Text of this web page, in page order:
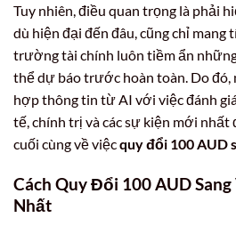
Tuy nhiên, điều quan trọng là phải
dù hiện đại đến đâu, cũng chỉ mang
trường tài chính luôn tiềm ẩn
thể dự báo trước hoàn toàn. Do đó,
hợp thông tin từ AI với việc đánh
tế, chính trị và các sự kiện mới nhất
cuối cùng về việcquy đổi 100 AUD
Cách Quy Đổi 100 AUD
Nhất